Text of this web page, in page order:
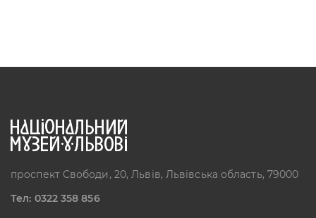
проспект Свободи, 20, Львів, Львівська область, 79000
Тел: 0322 358 856